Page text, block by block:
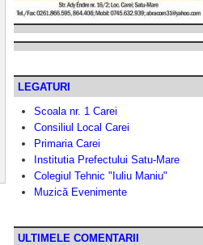
LEGATURI
Scoala nr. 1 Carei
Consiliul Local Carei
Primaria Carei
Institutia Prefectului Satu-Mare
Colegiul Tehnic "Iuliu Maniu"
Muzică Evenimente
ULTIMELE COMENTARII